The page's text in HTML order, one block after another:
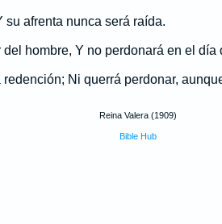
su afrenta nunca será raída.
hombre, Y no perdonará en el día
Ni querrá perdonar,
Reina Valera (1909)
Bible Hub